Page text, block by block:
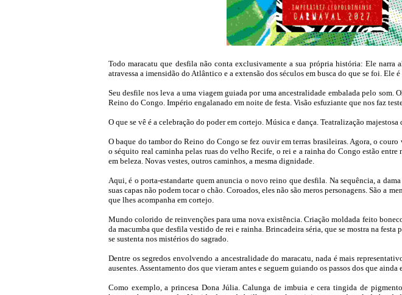
Todo maracatu que desfila não conta exclusivamente a sua própria história: Ele
atravessa a imensidão do Atlântico e a extensão dos séculos em busca do que se foi. Ele
Seu desfile nos leva a uma viagem guiada por uma ancestralidade embalada pelo som.
Reino do Congo. Império engalanado em noite de festa. Visão esfuziante que nos faz
O que se vê é a celebração do poder em cortejo. Música e dança. Teatralização
O baque do tambor do Reino do Congo se fez ouvir em terras brasileiras. Agora, o
o séquito real caminha pelas ruas do velho Recife, o rei e a rainha do Congo estão
em beleza. Novas vestes, outros caminhos, a mesma dignidade.
Aqui, é o porta-estandarte quem anuncia o novo reino que desfila. Na sequência, a
suas capas não podem tocar o chão. Coroados, eles não são meros personagens. São a
que lhes acompanha em cortejo.
Mundo colorido de reinvenções para uma nova existência. Criação moldada feito
da macumba que desfila vestido de rei e rainha. Brincadeira séria, que se mostra na
se sustenta nos mistérios do sagrado.
Dentre os segredos envolvendo a ancestralidade do maracatu, nada é mais
ausentes. Assentamento dos que vieram antes e seguem guiando os passos dos que ainda
Como exemplo, a princesa Dona Júlia. Calunga de imbuia e cera tingida de